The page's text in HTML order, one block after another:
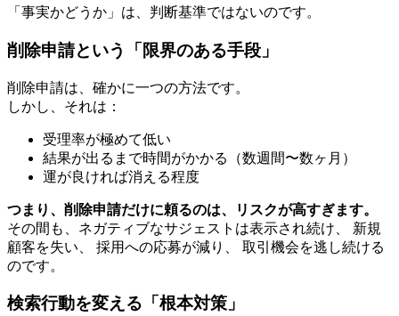
「事実かどうか」は、判断基準ではないのです。
削除申請という「限界のある手段」
削除申請は、確かに一つの方法です。
しかし、それは：
受理率が極めて低い
結果が出るまで時間がかかる（数週間〜数ヶ月）
運が良ければ消える程度
つまり、削除申請だけに頼るのは、リスクが高すぎます。
その間も、ネガティブなサジェストは表示され続け、 新規
顧客を失い、 採用への応募が減り、 取引機会を逃し続ける
のです。
検索行動を変える「根本対策」